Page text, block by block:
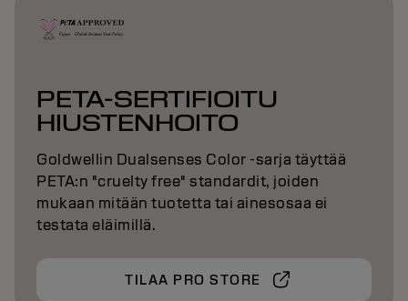
PETA-SERTIFIOITU
HIUSTENHOITO
Goldwellin Dualsenses Color -sarja täyttää
PETA:n "cruelty free" standardit, joiden
mukaan mitään tuotetta tai ainesosaa ei
testata eläimillä.
TILAA PRO STORE